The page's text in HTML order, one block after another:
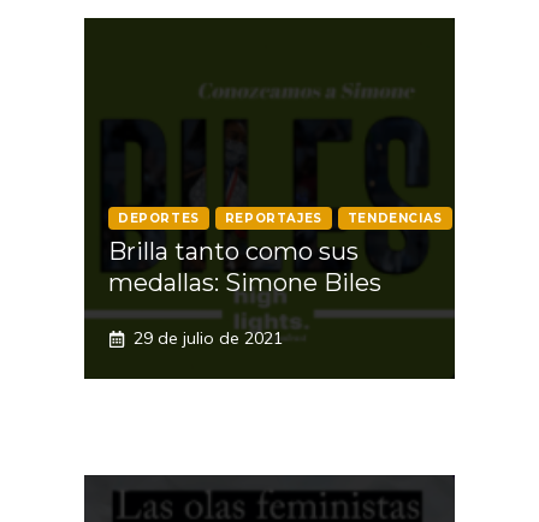
DEPORTES REPORTAJES TENDENCIAS
Brilla tanto como sus
medallas: Simone Biles
29 de julio de 2021